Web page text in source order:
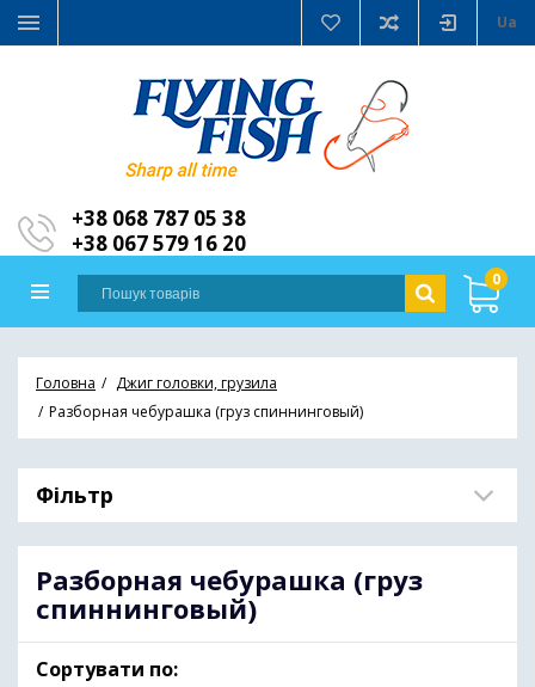
Ua
+38 068 787 05 38
+38 067 579 16 20
0
Головна
Джиг головки, грузила
Разборная чебурашка (груз спиннинговый)
Фільтр
Разборная чебурашка (груз
спиннинговый)
Сортувати по: